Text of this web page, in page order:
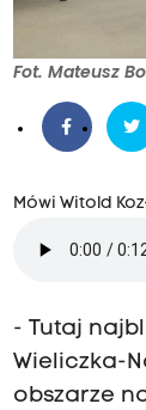
Fot. Mateusz
Mówi Witold
- Tutaj
Wieliczka-
obszarze